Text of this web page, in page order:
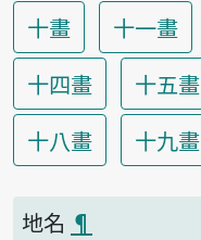
十畫
十一畫
十四畫
十五畫
十八畫
十九畫
地名 ¶